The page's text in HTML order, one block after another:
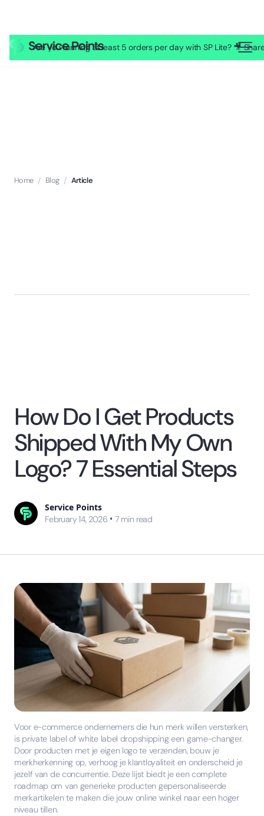
Are you running at least 5 orders per day with SP Lite? 🎥
Home / Blog / Article
How Do I Get Products
Shipped With My Own
Logo? 7 Essential Steps
Service Points
February 14, 2026 • 7 min read
Voor e-commerce ondernemers die hun merk willen versterken,
is private label of white label dropshipping een game-changer.
Door producten met je eigen logo te verzenden, bouw je
merkherkenning op, verhoog je klantloyaliteit en onderscheid je
jezelf van de concurrentie. Deze lijst biedt je een complete
roadmap om van generieke producten gepersonaliseerde
merkartikelen te maken die jouw online winkel naar een hoger
niveau tillen.